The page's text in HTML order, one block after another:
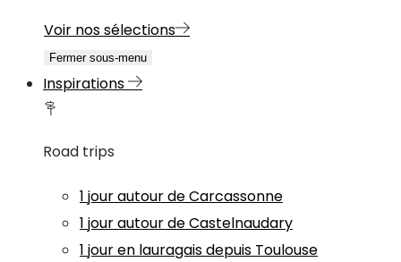
Voir nos sélections
Fermer sous-menu
Inspirations
Road trips
1 jour autour de Carcassonne
1 jour autour de Castelnaudary
1 jour en lauragais depuis Toulouse